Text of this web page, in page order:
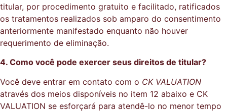
titular, por procedimento gratuito e facilitado, ratificados
os tratamentos realizados sob amparo do consentimento
anteriormente manifestado enquanto não houver
requerimento de eliminação.
4. Como você pode exercer seus direitos de titular?
Você deve entrar em contato com o CK VALUATION
através dos meios disponíveis no item 12 abaixo e CK
VALUATION se esforçará para atendê-lo no menor tempo